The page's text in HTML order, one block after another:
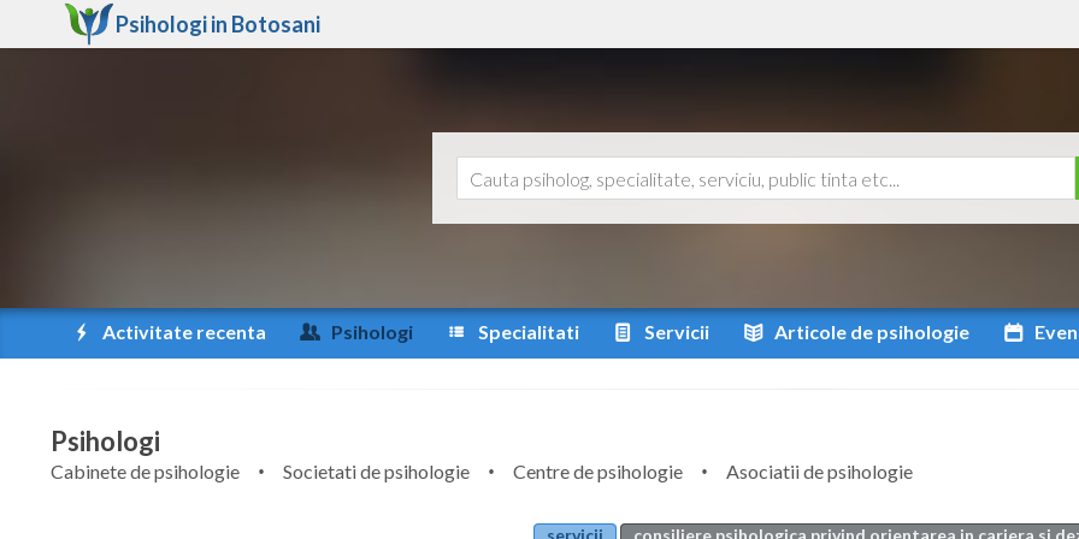
Psihologi in Botosani
Activitate recenta Psihologi Specialitati Servicii Articole de psihologie
Psihologi
Cabinete de psihologie Societati de psihologie Centre de psihologie
Asociatii de psihologie
servicii
consiliere psihologica privind orientarea in cariera si